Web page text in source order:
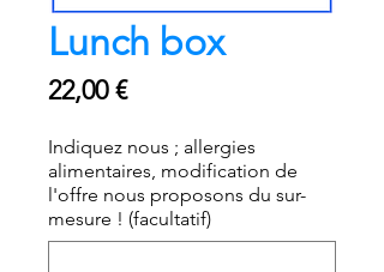
Lunch box
22,00 €Prix
Indiquez nous ; allergies
alimentaires, modification de
l'offre nous proposons du sur-
mesure ! (facultatif)